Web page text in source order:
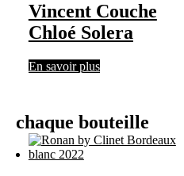
Vincent Couche
Chloé Solera
En savoir plus
chaque bouteille